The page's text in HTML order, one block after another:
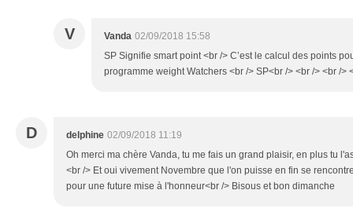
V Vanda 02/09/2018 15:58
SP Signifie smart point <br /> C’est le calcul des points
programme weight Watchers <br /> SP<br /> <br /> <br />
D delphine 02/09/2018 11:19
Oh merci ma chère Vanda, tu me fais un grand plaisir, en plus tu
<br /> Et oui vivement Novembre que l'on puisse en fin se
pour une future mise à l'honneur<br /> Bisous et bon dimanche